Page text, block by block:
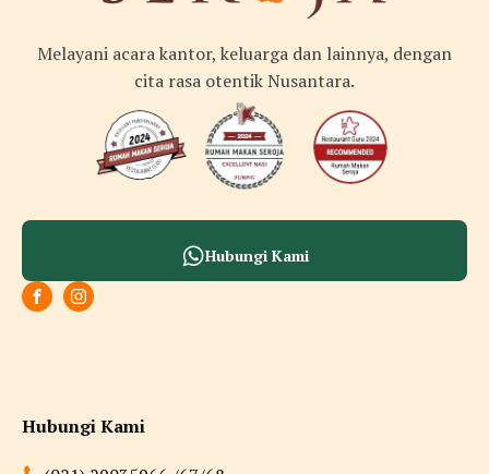
Melayani acara kantor, keluarga dan lainnya, dengan
cita rasa otentik Nusantara.
Hubungi Kami
Hubungi Kami